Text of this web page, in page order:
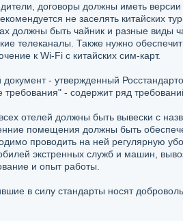
договоры должны иметь
не заселять китайских
должны быть чайник и разные виды
телеканалы. Также нужно
к Wi-Fi с китайских сим-карт.
документ - утвержденный
- содержит ряд
отелей должны быть вывески с
помещения должны быть
проводить на ней регулярную
экстренных служб и машин,
и опыт работы.
в силу стандарты носят